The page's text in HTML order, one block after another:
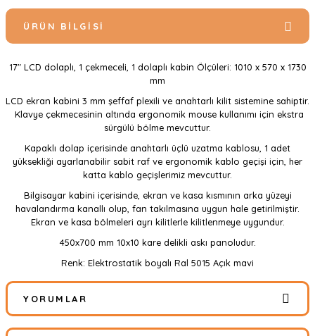
ÜRÜN BILGISI
17" LCD dolaplı, 1 çekmeceli, 1 dolaplı kabin Ölçüleri: 1010 x 570 x 1730
mm
LCD ekran kabini 3 mm şeffaf plexili ve anahtarlı kilit sistemine sahiptir.
Klavye çekmecesinin altında ergonomik mouse kullanımı için ekstra
sürgülü bölme mevcuttur.
Kapaklı dolap içerisinde anahtarlı üçlü uzatma kablosu, 1 adet
yüksekliği ayarlanabilir sabit raf ve ergonomik kablo geçişi için, her
katta kablo geçişlerimiz mevcuttur.
Bilgisayar kabini içerisinde, ekran ve kasa kısmının arka yüzeyi
havalandırma kanallı olup, fan takılmasına uygun hale getirilmiştir.
Ekran ve kasa bölmeleri ayrı kilitlerle kilitlenmeye uygundur.
450x700 mm 10x10 kare delikli askı panoludur.
Renk: Elektrostatik boyalı Ral 5015 Açık mavi
YORUMLAR